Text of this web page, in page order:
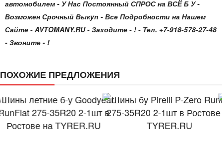
автомобилем - У Нас Постоянный СПРОС на ВСЁ Б У -
Возможен Срочный Выкуп - Все Подробности на Нашем
Сайте - AVTOMANY.RU - Заходите - ! - Тел. +7-918-578-27-48
- Звоните - !
ПОХОЖИЕ ПРЕДЛОЖЕНИЯ